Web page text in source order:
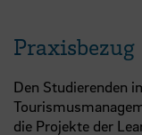
Praxisbezug
Den Studierenden
die Projekte der